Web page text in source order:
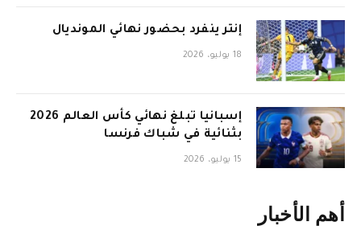
إنتر ينفرد بحضور نهائي المونديال
18 يوليو، 2026
إسبانيا تبلغ نهائي كأس العالم 2026
بثنائية في شباك فرنسا
15 يوليو، 2026
أهم الأخبار